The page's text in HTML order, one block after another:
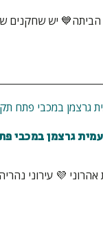
הביתה💙 יש
גרצמן במכבי
אהרוני 💜 עירוני